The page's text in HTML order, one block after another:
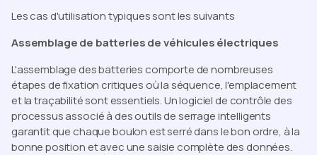
Les cas d'utilisation typiques sont les suivants
Assemblage de batteries de véhicules électriques
L'assemblage des batteries comporte de nombreuses
étapes de fixation critiques où la séquence, l'emplacement
et la traçabilité sont essentiels. Un logiciel de contrôle des
processus associé à des outils de serrage intelligents
garantit que chaque boulon est serré dans le bon ordre, à la
bonne position et avec une saisie complète des données.